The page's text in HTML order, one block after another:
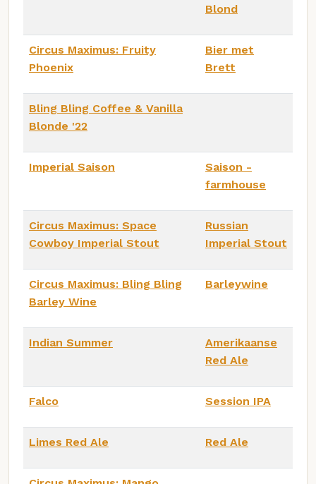
Blond
Circus Maximus: Fruity
Phoenix
Bier met
Brett
Bling Bling Coffee & Vanilla
Blonde '22
Imperial Saison
Saison -
farmhouse
Circus Maximus: Space
Cowboy Imperial Stout
Russian
Imperial Stout
Circus Maximus: Bling Bling
Barley Wine
Barleywine
Indian Summer
Amerikaanse
Red Ale
Falco Session IPA
Limes Red Ale Red Ale